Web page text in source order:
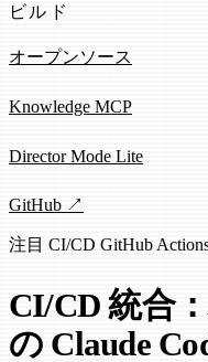
ビルド
オープンソース
Knowledge MCP
Director Mode Lite
GitHub ↗
注目 CI/CD GitHub
CI/CD 統合
の Claude